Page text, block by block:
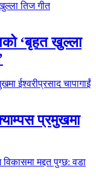
‘बृहत खुल्ला
प्रमुखमा